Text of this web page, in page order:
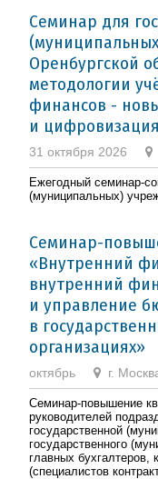
Семинар для
Оренбургской
методологии
финансов -
и
31 октября 2026
Ежегодный семинар-
(муниципальных)
Семинар-
«Внутренний
внутренний
и управление
в
организациях»
октябрь г.
Семинар-повышение
руководителей
государственной
государственного
главных бухгалтеров,
(специалистов